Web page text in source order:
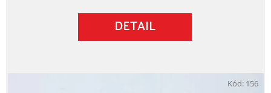
5
hvězdiček.
DETAIL
Kód: 156